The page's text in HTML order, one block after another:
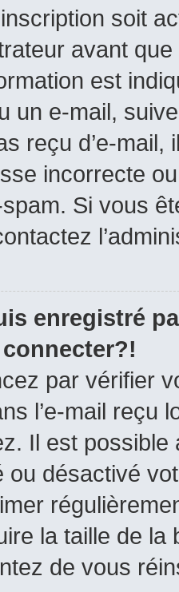
soit
avant
est
un e-mail,
reçu d’e-
incorrecte
Si vous
enregistré
par vérifier
l’e-mail reçu
Il est possible
ou désactivé
la taille de
de vous